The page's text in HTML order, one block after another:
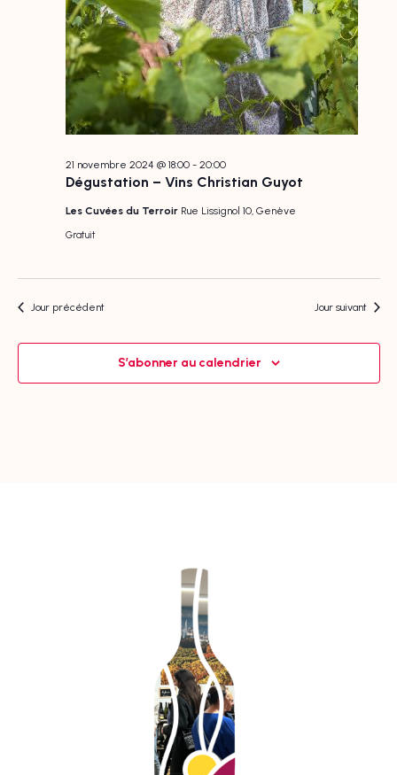
Dégustation – Vins Christian Guyot
21 novembre 2024 @ 18:00- 20:00
Les Cuvées du Terroir Rue Lissignol 10, Genève
Gratuit
Jour précédent Jour suivant
S’abonner au calendrier